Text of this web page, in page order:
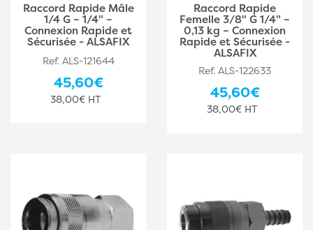
Raccord Rapide Mâle
1/4 G – 1/4" –
Connexion Rapide et
Sécurisée - ALSAFIX
Ref. ALS-121644
45,60€
38,00€ HT
Raccord Rapide
Femelle 3/8" G 1/4" –
0,13 kg – Connexion
Rapide et Sécurisée -
ALSAFIX
Ref. ALS-122633
45,60€
38,00€ HT